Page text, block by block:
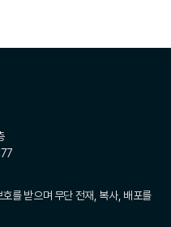
를 받으며 무단 전재, 복사, 배포를